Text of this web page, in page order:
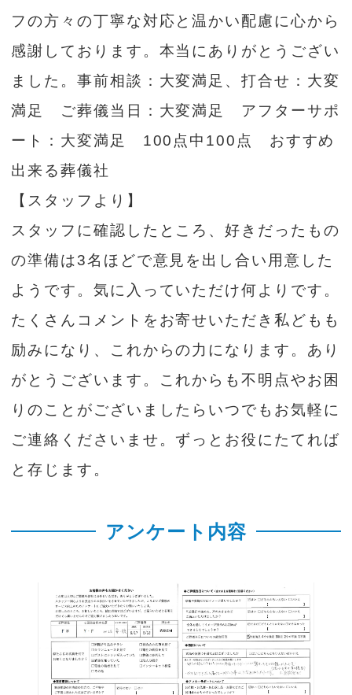
フの方々の丁寧な対応と温かい配慮に心から
感謝しております。本当にありがとうござい
ました。事前相談：大変満足、打合せ：大変
満足 ご葬儀当日：大変満足 アフターサポ
ート：大変満足 100点中100点 おすすめ
出来る葬儀社
【スタッフより】
スタッフに確認したところ、好きだったもの
の準備は3名ほどで意見を出し合い用意した
ようです。気に入っていただけ何よりです。
たくさんコメントをお寄せいただき私どもも
励みになり、これからの力になります。あり
がとうございます。これからも不明点やお困
りのことがございましたらいつでもお気軽に
ご連絡くださいませ。ずっとお役にたてれば
と存じます。
アンケート内容